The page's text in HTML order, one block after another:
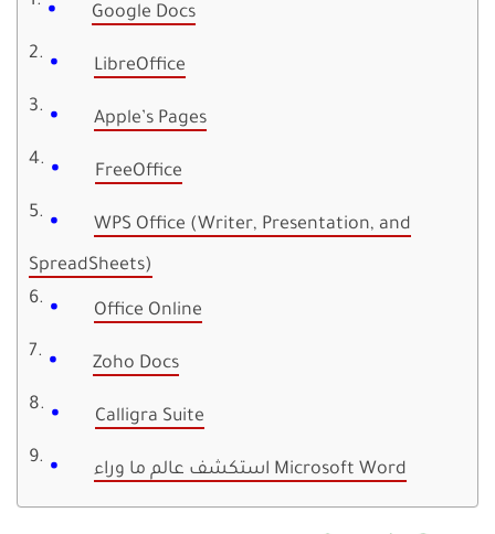
Google Docs
LibreOffice
Apple’s Pages
FreeOffice
WPS Office (Writer, Presentation, and
SpreadSheets)
Office Online
Zoho Docs
Calligra Suite
استكشف عالم ما وراء Microsoft Word